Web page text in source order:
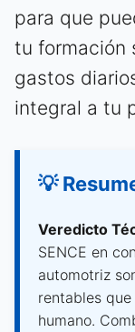
para que
tu formación
gastos
integral a tu
💡
Veredicto
SENCE en
automotriz
rentables
humano.